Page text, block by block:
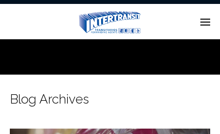
Blog Archives